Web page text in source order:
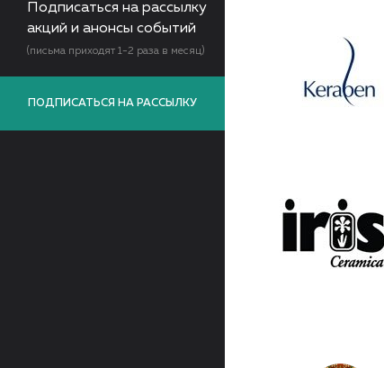
Подписаться на рассылку
акций и анонсы событий
(письма приходят 1-2 раза в месяц)
ПОДПИСАТЬСЯ НА РАССЫЛКУ